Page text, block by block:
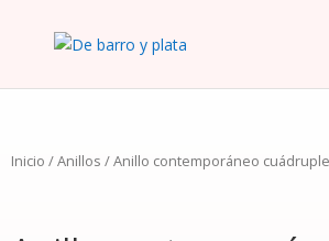
Inicio /Anillos / Anillo contemporáneo cuádruple